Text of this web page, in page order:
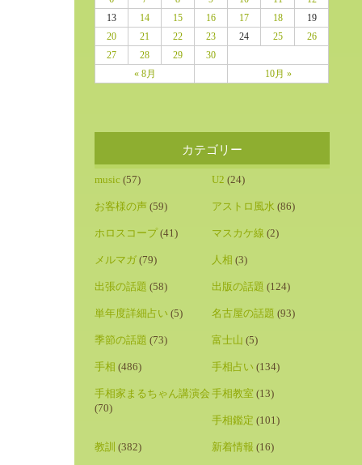
« 8月 10月 »
13
14 15 16 17 18
19
20
21 22 23 24 25
26
27
28 29 30
カテゴリー
music (57) U2 (24)
お客様の声 (59) アストロ風水 (86)
ホロスコープ(41) マスカケ線 (2)
メルマガ (79) 人相 (3)
出張の話題 (58) 出版の話題 (124)
単年度詳細占い (5) 名古屋の話題 (93)
季節の話題 (73) 富士山 (5)
手相 (486) 手相占い (134)
手相家まるちゃん講演会
(70)
手相教室 (13)
手相鑑定 (101)
教訓 (382) 新着情報 (16)